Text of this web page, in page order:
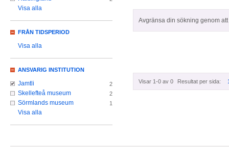
Avgränsa din sökning genom
Visar 1-0 av 0 Resultat per sida:
Visa alla
FRÅN TIDSPERIOD
Visa alla
ANSVARIG INSTITUTION
Jamtli 2
Skellefteå museum 2
Sörmlands museum 1
Visa alla